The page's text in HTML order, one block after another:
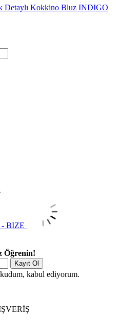
Öğrenin!
Kayıt Ol
kabul ediyorum.